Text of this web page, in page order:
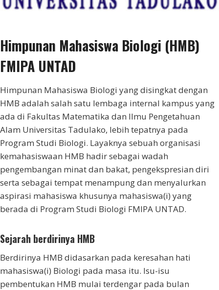
Himpunan Mahasiswa Biologi (HMB)
FMIPA UNTAD
Himpunan Mahasiswa Biologi yang disingkat dengan
HMB adalah salah satu lembaga internal kampus yang
ada di Fakultas Matematika dan Ilmu Pengetahuan
Alam Universitas Tadulako, lebih tepatnya pada
Program Studi Biologi. Layaknya sebuah organisasi
kemahasiswaan HMB hadir sebagai wadah
pengembangan minat dan bakat, pengekspresian diri
serta sebagai tempat menampung dan menyalurkan
aspirasi mahasiswa khusunya mahasiswa(i) yang
berada di Program Studi Biologi FMIPA UNTAD.
Sejarah berdirinya HMB
Berdirinya HMB didasarkan pada keresahan hati
mahasiswa(i) Biologi pada masa itu. Isu-isu
pembentukan HMB mulai terdengar pada bulan